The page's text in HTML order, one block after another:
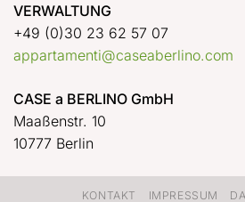
VERWALTUNG
+49 (0)30 23 62 57 07
appartamenti@caseaberlino.com
CASE a BERLINO GmbH
Maaßenstr. 10
10777 Berlin
KONTAKT IMPRESSUM